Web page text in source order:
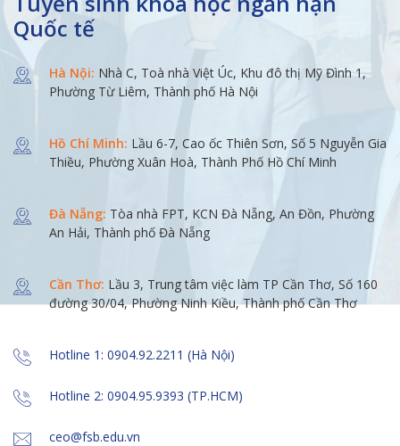
Quốc tế
Hà Nội: Nhà C, Toà nhà Việt Úc, Khu đô thị Mỹ Đình 1,
Phường Từ Liêm, Thành phố Hà Nội
Hồ Chí Minh: Lầu 6-7, Cao ốc Thiên Sơn, Số 5 Nguyễn Gia
Thiều, Phường Xuân Hoà, Thành Phố Hồ Chí Minh
Đà Nẵng: Tòa nhà FPT, KCN Đà Nẵng, An Đồn, Phường
An Hải, Thành phố Đà Nẵng
Cần Thơ: Lầu 3, Trung tâm việc làm TP Cần Thơ, Số 160
đường 30/04, Phường Ninh Kiều, Thành phố Cần Thơ
Hotline 1: 0904.92.2211 (Hà Nội)
Hotline 2: 0904.95.9393 (TP.HCM)
ceo@fsb.edu.vn